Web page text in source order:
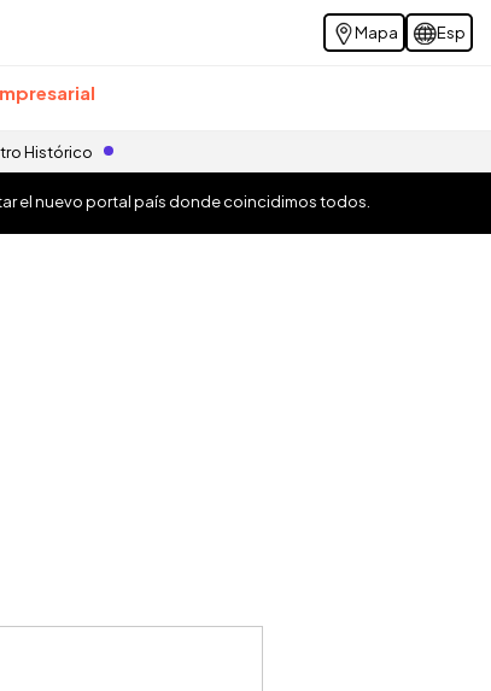
Mapa Esp
Histórico
el nuevo portal país donde coincidimos todos.